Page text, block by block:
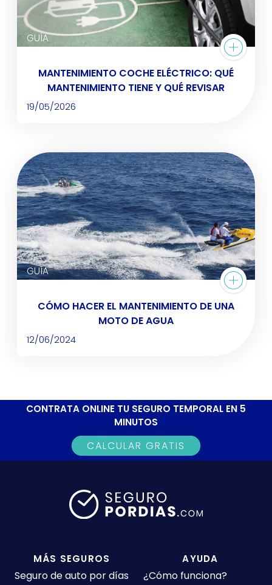
GUÍA
MANTENIMIENTO COCHE ELÉCTRICO: QUÉ
MANTENIMIENTO TIENE Y QUÉ REVISAR
19/05/2026
GUÍA
CÓMO HACER EL MANTENIMIENTO DE UNA
MOTO DE AGUA
12/06/2024
CONTRATA ONLINE TU SEGURO TEMPORAL EN 5
MINUTOS
CALCULAR GRATIS
MÁS SEGUROS
Seguro de auto por días
AYUDA
¿Cómo funciona?